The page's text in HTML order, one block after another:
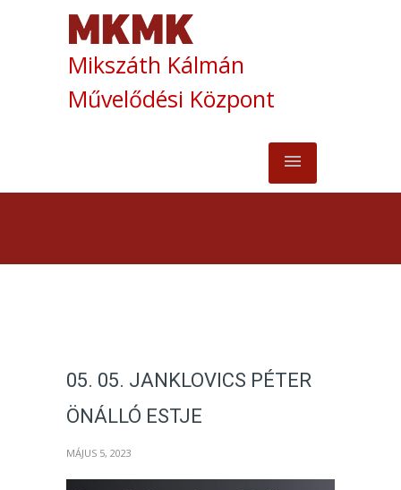
Mikszáth Kálmán
Művelődési Központ
05. 05. JANKLOVICS PÉTER
ÖNÁLLÓ ESTJE
MÁJUS 5, 2023